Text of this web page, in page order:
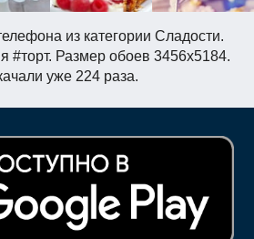
из категории Сладости.
#торт. Размер обоев 3456x5184.
уже 224 раза.